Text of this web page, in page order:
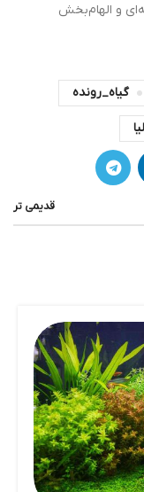
و الهام‌بخش
گیاه_رونده
قدیمی تر